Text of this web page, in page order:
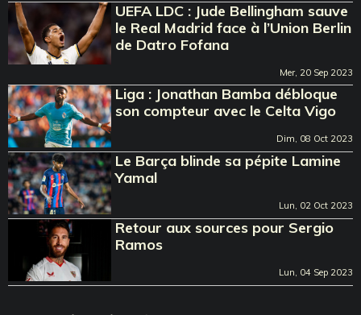
UEFA LDC : Jude Bellingham sauve
le Real Madrid face à l’Union Berlin
de Datro Fofana
Mer, 20 Sep 2023
Liga : Jonathan Bamba débloque
son compteur avec le Celta Vigo
Dim, 08 Oct 2023
Le Barça blinde sa pépite Lamine
Yamal
Lun, 02 Oct 2023
Retour aux sources pour Sergio
Ramos
Lun, 04 Sep 2023